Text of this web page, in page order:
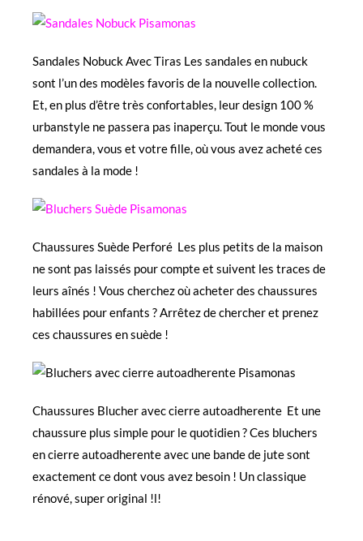
Sandales Nobuck Avec Tiras Les sandales en nubuck
sont l’un des modèles favoris de la nouvelle collection.
Et, en plus d’être très confortables, leur design 100 %
urbanstyle ne passera pas inaperçu. Tout le monde vous
demandera, vous et votre fille, où vous avez acheté ces
sandales à la mode !
Chaussures Suède Perforé Les plus petits de la maison
ne sont pas laissés pour compte et suivent les traces de
leurs aînés ! Vous cherchez où acheter des chaussures
habillées pour enfants ? Arrêtez de chercher et prenez
ces chaussures en suède !
Chaussures Blucher avec cierre autoadherente Et une
chaussure plus simple pour le quotidien ? Ces bluchers
en cierre autoadherente avec une bande de jute sont
exactement ce dont vous avez besoin ! Un classique
rénové, super original !l!